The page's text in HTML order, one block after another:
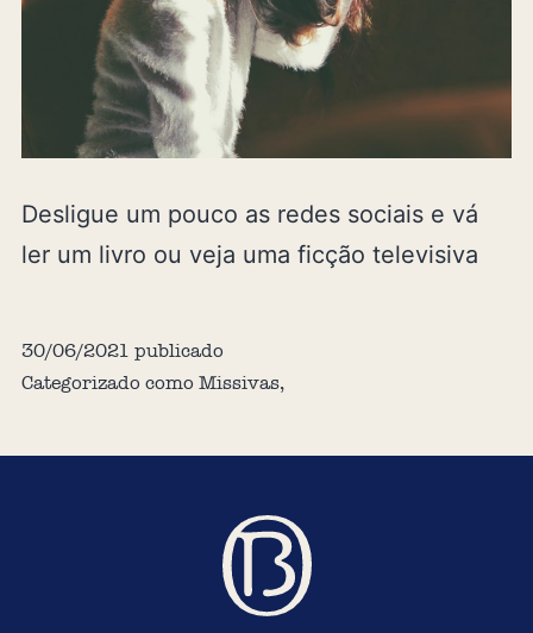
Desligue um pouco as redes sociais e vá
ler um livro ou veja uma ficção televisiva
30/06/2021 publicado
Categorizado como Missivas,